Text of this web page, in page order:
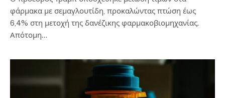
φάρμακα με σεμαγλουτίδη, προκαλώντας πτώση έως
6,4% στη μετοχή της δανέζικης φαρμακοβιομηχανίας.
Απότομη…